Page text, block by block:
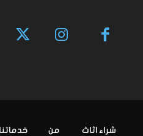
شراء اثاث من خدماتنا